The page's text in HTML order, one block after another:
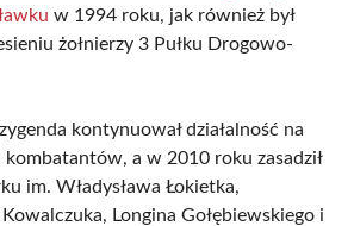
w 1994 roku, jak również był
żołnierzy 3 Pułku Drogowo-
kontynuował działalność na
kombatantów, a w 2010 roku zasadził
im. Władysława Łokietka,
Longina Gołębiewskiego i